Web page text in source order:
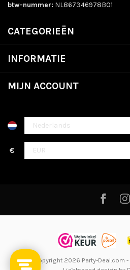
btw-nummer: NL867346978B01
CATEGORIEËN
INFORMATIE
MIJN ACCOUNT
€
© Copyright 2026 Party-Deal.com -